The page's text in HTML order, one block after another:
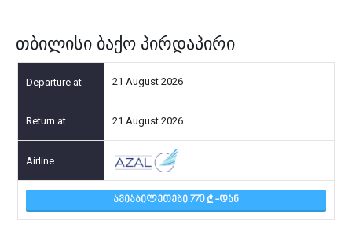
თბილისი ბაქო პირდაპირი
21 August 2026
21 August 2026
ᲐᲕᲘᲐᲑᲘᲚᲔᲗᲔᲑᲘ 770 -ᲓᲐᲜ